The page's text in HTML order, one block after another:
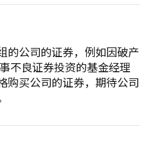
的公司的证券，例如因破产
不良证券投资的基金经理
购买公司的证券，期待公司